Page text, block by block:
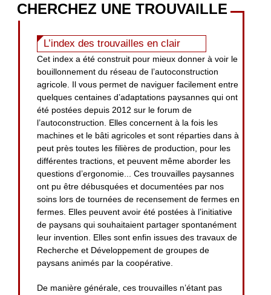
CHERCHEZ UNE TROUVAILLE
L’index des trouvailles en clair
Cet index a été construit pour mieux donner à voir le
bouillonnement du réseau de l’autoconstruction
agricole. Il vous permet de naviguer facilement entre
quelques centaines d’adaptations paysannes qui ont
été postées depuis 2012 sur le forum de
l’autoconstruction. Elles concernent à la fois les
machines et le bâti agricoles et sont réparties dans à
peut près toutes les filières de production, pour les
différentes tractions, et peuvent même aborder les
questions d’ergonomie... Ces trouvailles paysannes
ont pu être débusquées et documentées par nos
soins lors de tournées de recensement de fermes en
fermes. Elles peuvent avoir été postées à l’initiative
de paysans qui souhaitaient partager spontanément
leur invention. Elles sont enfin issues des travaux de
Recherche et Développement de groupes de
paysans animés par la coopérative.
De manière générale, ces trouvailles n’étant pas